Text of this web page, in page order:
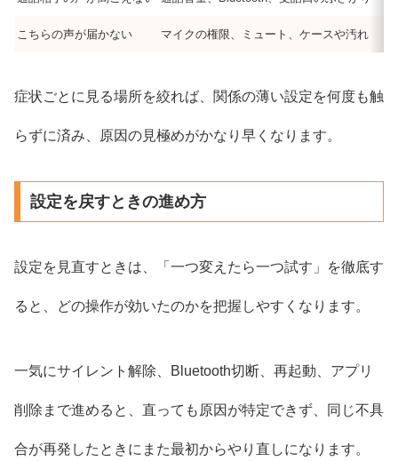
こちらの声が届かない マイクの権限、ミュート、ケースや汚れ
症状ごとに見る場所を絞れば、関係の薄い設定を何度も触
らずに済み、原因の見極めがかなり早くなります。
設定を戻すときの進め方
設定を見直すときは、「一つ変えたら一つ試す」を徹底す
ると、どの操作が効いたのかを把握しやすくなります。
一気にサイレント解除、Bluetooth切断、再起動、アプリ
削除まで進めると、直っても原因が特定できず、同じ不具
合が再発したときにまた最初からやり直しになります。